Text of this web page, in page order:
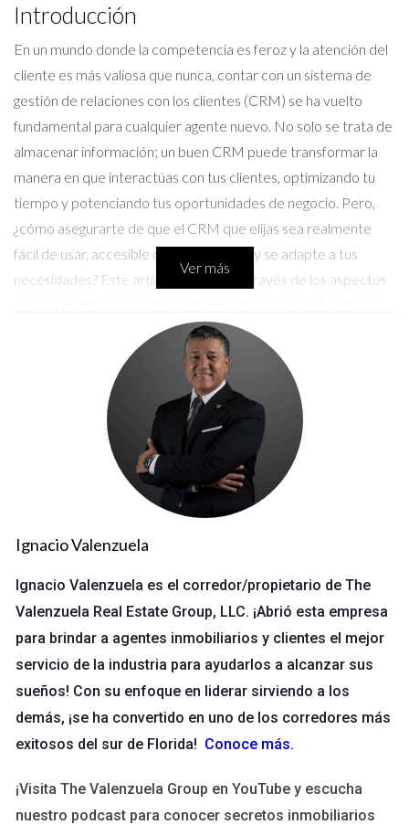
Introducción
En un mundo donde la competencia es feroz y la atención del
cliente es más valiosa que nunca, contar con un sistema de
gestión de relaciones con los clientes (CRM) se ha vuelto
fundamental para cualquier agente nuevo. No solo se trata de
almacenar información; un buen CRM puede transformar la
manera en que interactúas con tus clientes, optimizando tu
tiempo y potenciando tus oportunidades de negocio. Pero,
¿cómo asegurarte de que el CRM que elijas sea realmente
fácil de usar, accesible desde tu celular y se adapte a tus
necesidades? Este artículo te guiará a través de los aspectos
de presentarte casos prácticos que ilustran su impacto
Importancia del CRM para Agentes
Un CRM bien implementado puede ser la diferencia entre el
éxito y el fracaso en tu carrera como agente. Aquí hay algunas
razones por las cuales es crucial:
Organización:Un CRM te ayuda a mantener toda la
facilita el seguimiento y la gestión.
Automatización:Muchas tareas repetitivas pueden ser
automatizadas, permitiéndote concentrarte en lo que
realmente importa: construir relaciones.
Análisis:Los CRMs suelen ofrecer herramientas
analíticas que te permiten entender mejor el
comportamiento de tus clientes y ajustar tus
estrategias en consecuencia.
Caso 1: La Historia de Ana
Ver más
Ignacio Valenzuela
Ignacio Valenzuela es el corredor/propietario de The
Valenzuela Real Estate Group, LLC. ¡Abrió esta empresa
para brindar a agentes inmobiliarios y clientes el mejor
servicio de la industria para ayudarlos a alcanzar sus
sueños! Con su enfoque en liderar sirviendo a los
demás, ¡se ha convertido en uno de los corredores más
exitosos del sur de Florida! Conoce más.
¡Visita The Valenzuela Group en YouTube y escucha
nuestro podcast para conocer secretos inmobiliarios